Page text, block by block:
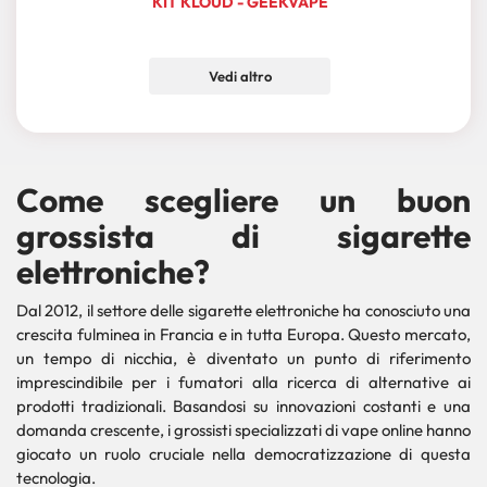
Vedi altro
Come scegliere un buon
grossista di sigarette
elettroniche?
Dal 2012, il settore delle sigarette elettroniche ha conosciuto una
crescita fulminea in Francia e in tutta Europa. Questo mercato,
un tempo di nicchia, è diventato un punto di riferimento
imprescindibile per i fumatori alla ricerca di alternative ai
prodotti tradizionali. Basandosi su innovazioni costanti e una
domanda crescente, i grossisti specializzati di vape online hanno
giocato un ruolo cruciale nella democratizzazione di questa
tecnologia.